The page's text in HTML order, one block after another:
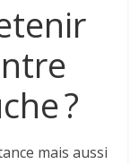
?
mais aussi